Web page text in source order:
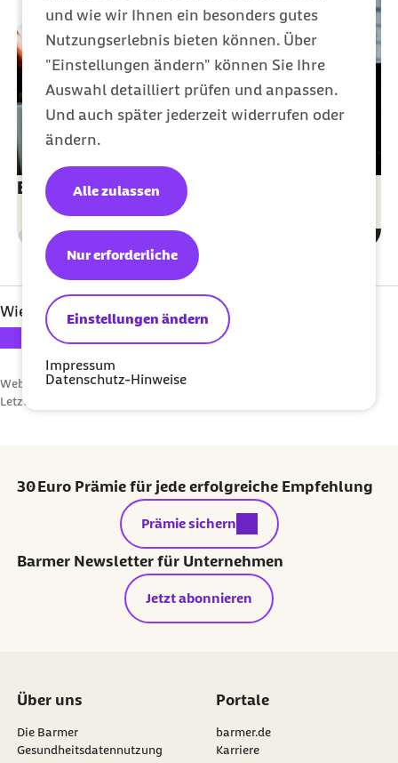
und wie wir Ihnen ein besonders gutes
Nutzungserlebnis bieten können. Über
"Einstellungen ändern" können Sie Ihre
Auswahl detailliert prüfen und anpassen.
Und auch später jederzeit widerrufen oder
ändern.
Einstellungen ändern
Nur erforderliche
Alle zulassen
Impressum
Datenschutz-Hinweise
Elektronische Entgeltersatzleistung (EEL)
Kategorie
Sozialversicherung
Wie bewerten Sie diesen Artikel?
Ihre Bewertung: 1 Stern
Ihre Bewertung: 2 Sterne
Ihre Bewertung: 3 Sterne
Ihre Bewertung: 4 Sterne
Ihre Bewertung: 5 Sterne
Webcode: f005869
Letzte Aktualisierung:
30 Euro Prämie für jede erfolgreiche Empfehlung
externer Link:
Prämie sichern
Barmer Newsletter für Unternehmen
Jetzt abonnieren
Über uns
Die Barmer
Gesundheitsdatennutzung
Portale
barmer.de
Karriere